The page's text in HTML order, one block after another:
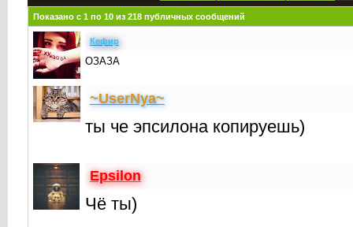
Показано с 1 по 10из 218публичных сообщений
Кефир
ОЗАЗА
~UserNya~
ты че эпсилона копируешь)
Epsilon
Чё ты)